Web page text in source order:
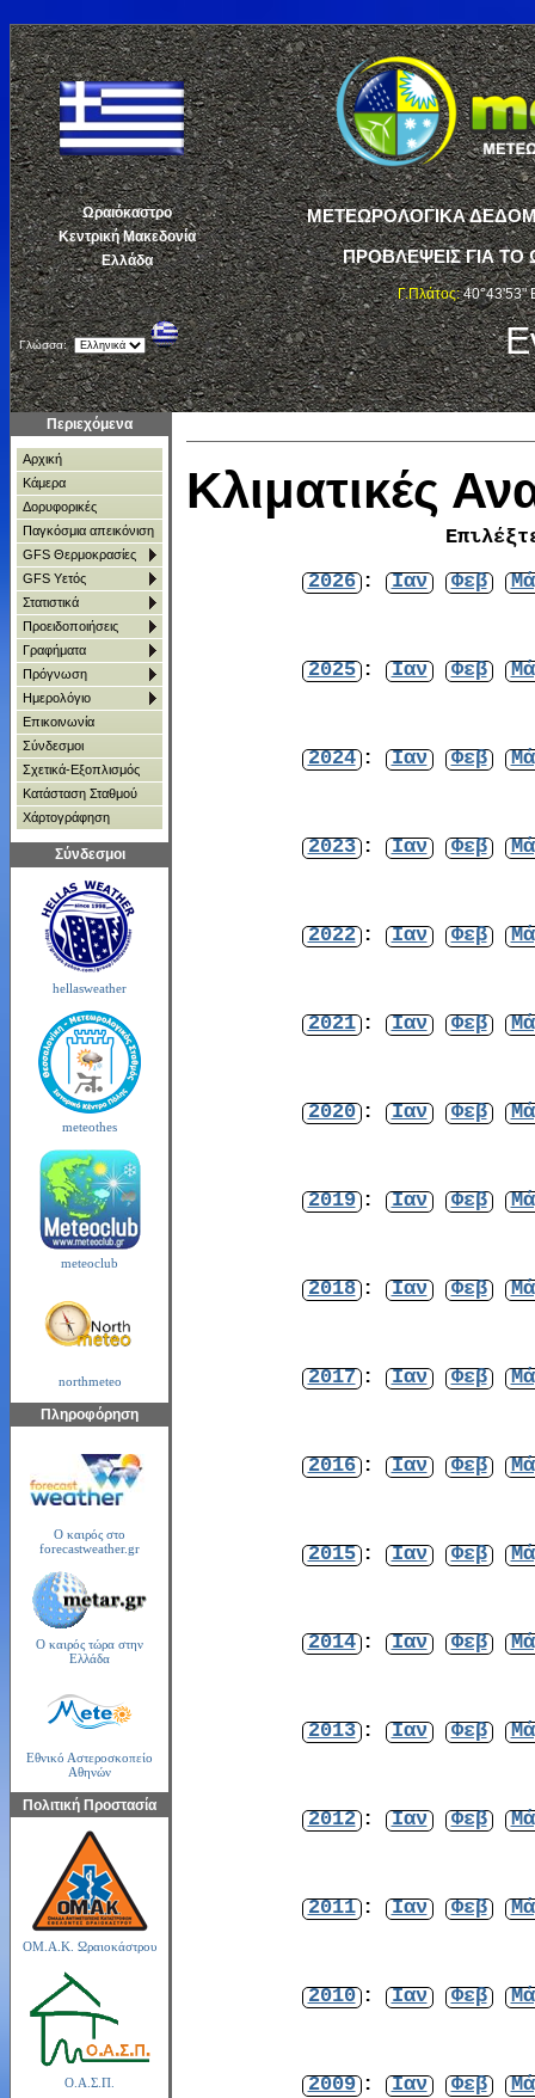
Ωραιόκαστρο
Κεντρική Μακεδονία
Ελλάδα
ΜΕΤΕΩΡΟΛΟΓΙΚΑ
ΠΡΟΒΛΕΨΕΙΣ ΓΙΑ ΤΟ
Γ.Πλάτος:40°43'53"
Γλώσσα:
Περιεχόμενα
Αρχική
Κάμερα
Δορυφορικές
Παγκόσμια απεικόνιση
GFS Θερμοκρασίες
GFS Υετός
Στατιστικά
Προειδοποιήσεις
Γραφήματα
Πρόγνωση
Ημερολόγιο
Επικοινωνία
Σύνδεσμοι
Σχετικά-Εξοπλισμός
Κατάσταση Σταθμού
Χάρτoγράφηση
Σύνδεσμοι
hellasweather
meteothes
meteoclub
northmeteo
Πληροφόρηση
Ο καιρός στο
forecastweather.gr
Ο καιρός τώρα στην
Ελλάδα
Εθνικό Αστεροσκοπείο
Αθηνών
Πολιτική Προστασία
ΟΜ.Α.Κ. Ωραιοκάστρου
Ο.Α.Σ.Π.
Κλιματικές
2026 : Ιαν Φεβ
2025 : Ιαν Φεβ
2024 : Ιαν Φεβ
2023 : Ιαν Φεβ
2022 : Ιαν Φεβ
2021 : Ιαν Φεβ
2020 : Ιαν Φεβ
2019 : Ιαν Φεβ
2018 : Ιαν Φεβ
2017 : Ιαν Φεβ
2016 : Ιαν Φεβ
2015 : Ιαν Φεβ
2014 : Ιαν Φεβ
2013 : Ιαν Φεβ
2012 : Ιαν Φεβ
2011 : Ιαν Φεβ
2010 : Ιαν Φεβ
2009 : Ιαν Φεβ